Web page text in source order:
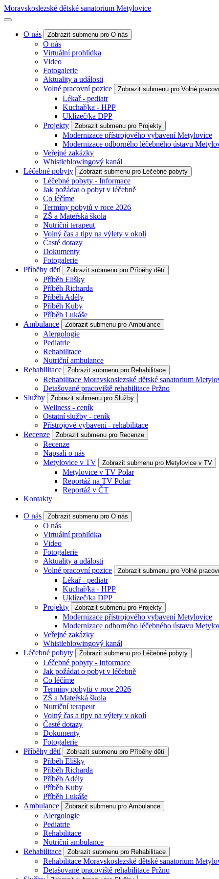
Moravskoslezské dětské sanatorium Metylovice
O nás Zobrazit submenu pro O nás
O nás
Virtuální prohlídka
Video
Fotogalerie
Aktuality a události
Volné pracovní pozice
Zobrazit submenu pro Volné
Lékař - pediatr
Kuchař/ka - HPP
Uklízeč/ka DPP
Projekty
Zobrazit submenu pro Projekty
Modernizace přístrojového vybavení Metylovice
Modernizace odborného léčebného ústavu
Veřejné zakázky
Whistleblowingový kanál
Léčebné pobyty
Zobrazit submenu pro Léčebné pobyty
Léčebné pobyty - Informace
Jak požádat o pobyt v léčebně
Co léčíme
Termíny pobytů v roce 2026
ZŠ a Mateřská škola
Nutriční terapeut
Volný čas a tipy na výlety v okolí
Časté dotazy
Dokumenty
Fotogalerie
Příběhy dětí
Zobrazit submenu pro Příběhy dětí
Příběh Elišky
Příběh Richarda
Příběh Adély
Příběh Kuby
Příběh Lukáše
Ambulance
Zobrazit submenu pro Ambulance
Alergologie
Pediatrie
Rehabilitace
Nutriční ambulance
Rehabilitace
Zobrazit submenu pro Rehabilitace
Rehabilitace Moravskoslezské dětské sanatorium
Detašované pracoviště rehabilitace Pržno
Služby
Zobrazit submenu pro Služby
Wellness - ceník
Ostatní služby - ceník
Přístrojové vybavení - rehabilitace
Recenze
Zobrazit submenu pro Recenze
Recenze
Napsali o nás
Metylovice v TV
Zobrazit submenu pro Metylovice v TV
Metylovice v TV Polar
Reportáž na TV Polar
Reportáž v ČT
Kontakty
O nás Zobrazit submenu pro O nás
O nás
Virtuální prohlídka
Video
Fotogalerie
Aktuality a události
Volné pracovní pozice
Zobrazit submenu pro Volné
Lékař - pediatr
Kuchař/ka - HPP
Uklízeč/ka DPP
Projekty
Zobrazit submenu pro Projekty
Modernizace přístrojového vybavení Metylovice
Modernizace odborného léčebného ústavu
Veřejné zakázky
Whistleblowingový kanál
Léčebné pobyty
Zobrazit submenu pro Léčebné pobyty
Léčebné pobyty - Informace
Jak požádat o pobyt v léčebně
Co léčíme
Termíny pobytů v roce 2026
ZŠ a Mateřská škola
Nutriční terapeut
Volný čas a tipy na výlety v okolí
Časté dotazy
Dokumenty
Fotogalerie
Příběhy dětí
Zobrazit submenu pro Příběhy dětí
Příběh Elišky
Příběh Richarda
Příběh Adély
Příběh Kuby
Příběh Lukáše
Ambulance
Zobrazit submenu pro Ambulance
Alergologie
Pediatrie
Rehabilitace
Nutriční ambulance
Rehabilitace
Zobrazit submenu pro Rehabilitace
Rehabilitace Moravskoslezské dětské sanatorium
Detašované pracoviště rehabilitace Pržno